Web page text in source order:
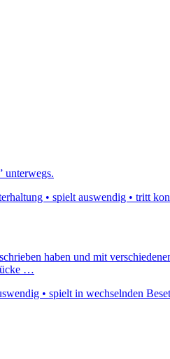
unterwegs.
• spielt auswendig • tritt
haben und mit
…
• spielt in wechselnden